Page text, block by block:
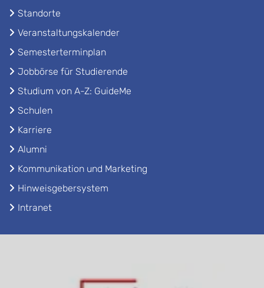
Standorte
Veranstaltungskalender
Semesterterminplan
Jobbörse für Studierende
Studium von A-Z: GuideMe
Schulen
Karriere
Alumni
Kommunikation und Marketing
Hinweisgebersystem
Intranet